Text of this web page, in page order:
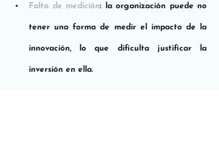
Falta de medición: la organización puede no
tener una forma de medir el impacto de la
innovación, lo que dificulta justificar la
inversión en ella.